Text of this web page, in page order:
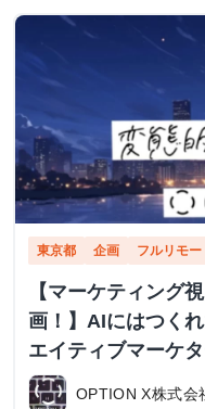
東京都 企画 フルリモ
【マーケティング
画！】AIにはつく
エイティブマーケ
OPTION X株式会